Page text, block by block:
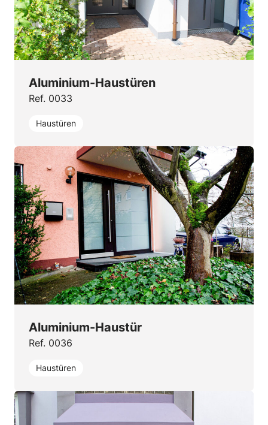
Aluminium-Haustüren
Ref. 0033
Haustüren
Aluminium-Haustür
Ref. 0036
Haustüren